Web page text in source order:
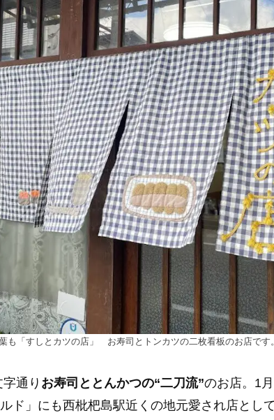
も「すしとカツの店」 お寿司とトンカツの二枚看板のお店です。
通り お寿司ととんかつの“二刀流”のお店。1
ド」にも西枇杷島駅近くの地元愛され店とし